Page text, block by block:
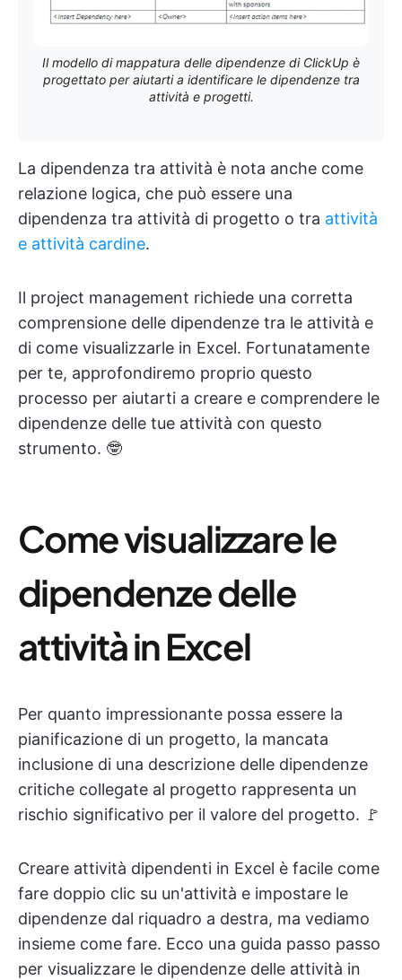
Il modello di mappatura delle dipendenze di ClickUp è
progettato per aiutarti a identificare le dipendenze tra
attività e progetti.
La dipendenza tra attività è nota anche come
relazione logica, che può essere una
dipendenza tra attività di progetto o tra attività
e attività cardine.
Il project management richiede una corretta
comprensione delle dipendenze tra le attività e
di come visualizzarle in Excel. Fortunatamente
per te, approfondiremo proprio questo
processo per aiutarti a creare e comprendere le
dipendenze delle tue attività con questo
strumento. 🤓
Come visualizzare le
dipendenze delle
attività in Excel
Per quanto impressionante possa essere la
pianificazione di un progetto, la mancata
inclusione di una descrizione delle dipendenze
critiche collegate al progetto rappresenta un
rischio significativo per il valore del progetto. 🚩
Creare attività dipendenti in Excel è facile come
fare doppio clic su un'attività e impostare le
dipendenze dal riquadro a destra, ma vediamo
insieme come fare. Ecco una guida passo passo
per visualizzare le dipendenze delle attività in